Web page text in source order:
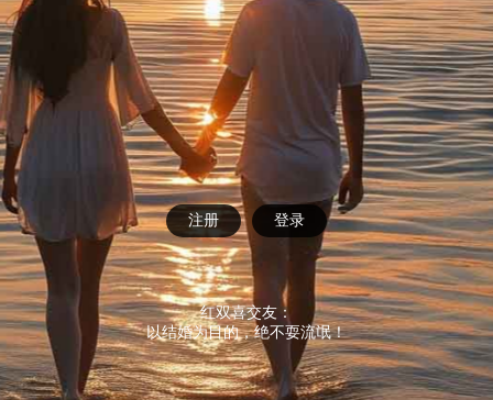
注册 登录
红双喜交友：
以结婚为目的，绝不耍流氓！